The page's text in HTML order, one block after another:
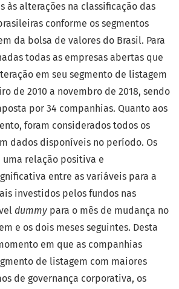
às alterações na classificação das
conforme os segmentos
da bolsa de valores do Brasil. Para
todas as empresas abertas que
em seu segmento de listagem
de 2010 a novembro de 2018, sendo
por 34 companhias. Quanto aos
foram considerados todos os
dados disponíveis no período. Os
relação positiva e
entre as variáveis para a
investidos pelos fundos nas
dummy para o mês de mudança no
e os dois meses seguintes. Desta
em que as companhias
de listagem com maiores
de governança corporativa, os